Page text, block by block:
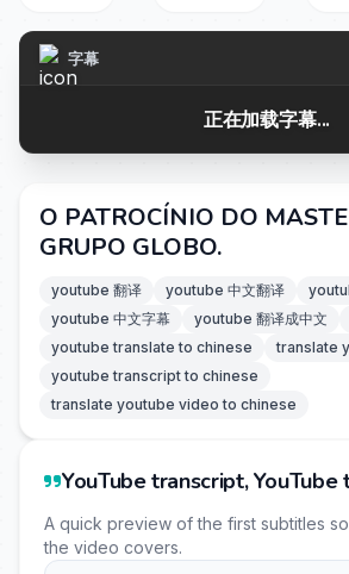
字幕
正在加载字幕...
O PATROCÍNIO DO
GRUPO GLOBO.
youtube 翻译 youtube 中文翻译
youtube 中文字幕
youtube 翻译成中文
youtube translate to chinese
translate
youtube transcript to chinese
translate youtube video to chinese
YouTube transcript,
A quick preview of the first subtitles
the video covers.